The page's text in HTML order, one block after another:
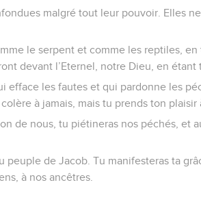
malgré tout leur pouvoir. Elles
le serpent et comme les reptiles,
devant l’Eternel, notre Dieu, en étant
efface les fautes et qui pardonne les
à jamais, mais tu prends ton plaisir
de nous, tu piétineras nos péchés, et
de Jacob. Tu manifesteras ta
à nos ancêtres.